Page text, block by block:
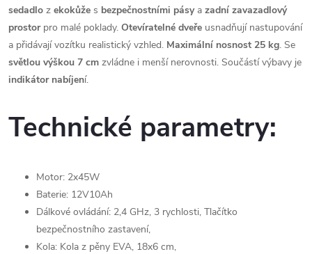
sedadlo z ekokůže s bezpečnostními pásya zadní zavazadlový
prostorpro malé poklady. Otevíratelné dveře usnadňují nastupování
a přidávají vozítku realistický vzhled. Maximální nosnost 25 kg. Se
světlou výškou 7 cm zvládne i menší nerovnosti. Součástí výbavy je
indikátor nabíjení.
Technické parametry:
Motor: 2x45W
Baterie: 12V10Ah
Dálkové ovládání: 2,4 GHz, 3 rychlosti, Tlačítko
bezpečnostního zastavení,
Kola: Kola z pěny EVA, 18x6 cm,